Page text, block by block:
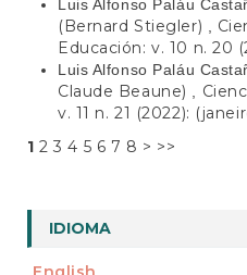
Luis Alfonso Paláu
(Bernard Stiegler)
Educación: v. 10 n. 20
Luis Alfonso Paláu
Claude Beaune)
v. 11 n. 21 (2022):
1 2 3 4 5 6 7 8 > >>
IDIOMA